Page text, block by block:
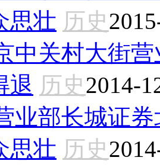
思壮 历史
中关村大街营
退 历史2014-
业部长城证
思壮 历史